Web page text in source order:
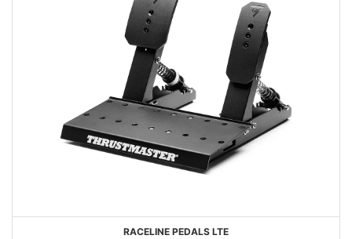
RACELINE PEDALS LTE